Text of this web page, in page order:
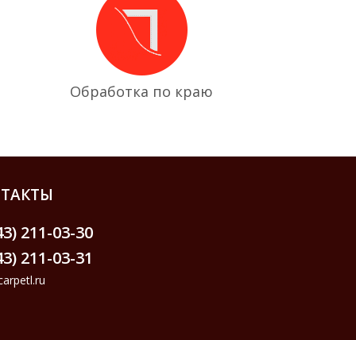
Обработка по краю
211-03-30
211-03-31